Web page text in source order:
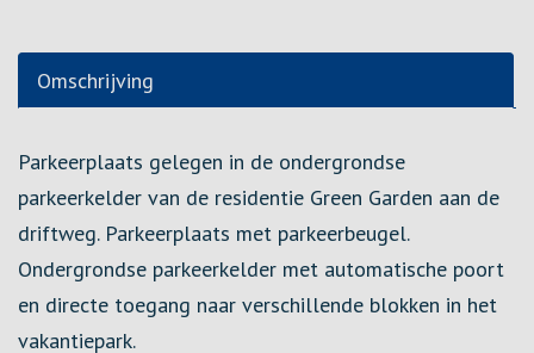
Omschrijving
Omschrijving
Parkeerplaats gelegen in de ondergrondse
parkeerkelder van de residentie Green Garden aan de
driftweg. Parkeerplaats met parkeerbeugel.
Ondergrondse parkeerkelder met automatische poort
en directe toegang naar verschillende blokken in het
vakantiepark.